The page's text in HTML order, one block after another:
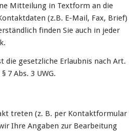
Mitteilung in Textform an die
(z.B. E-Mail, Fax, Brief)
finden Sie auch in jeder
die gesetzliche Erlaubnis nach Art.
7 Abs. 3 UWG.
treten (z. B. per Kontaktformular
Ihre Angaben zur Bearbeitung